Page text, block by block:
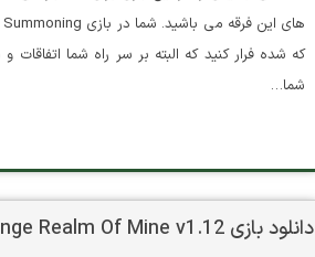
که شده فرار کنید که البته بر سر راه شما
شما…
دانلود بازی This Strange Realm Of Mine v1.12 نسخه Portable